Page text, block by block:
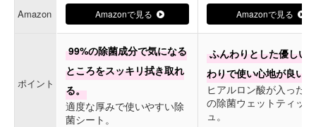
Amazon Amazonで見る Amazonで見る
ポイント
99%の除菌成分で気になる
ところをスッキリ拭き取れ
る。
適度な厚みで使いやすい除
菌シート。
ふんわりとした優しい
わりで使い心地が良い。
ヒアルロン酸が入った
の除菌ウェットティッシ
ュ。